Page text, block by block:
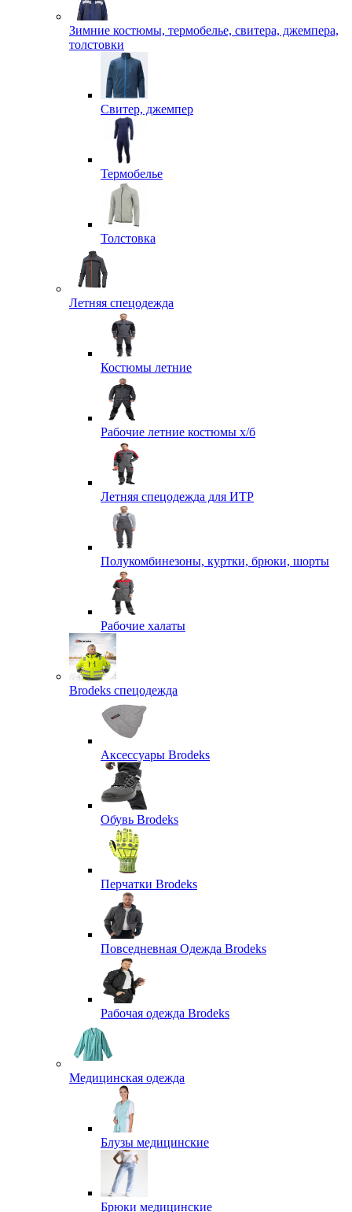
Зимние костюмы, термобелье, свитера, джемпера,
толстовки
Свитер, джемпер
Термобелье
Толстовка
Летняя спецодежда
Костюмы летние
Рабочие летние костюмы х/б
Летняя спецодежда для ИТР
Полукомбинезоны, куртки, брюки, шорты
Рабочие халаты
Brodeks спецодежда
Аксессуары Brodeks
Обувь Brodeks
Перчатки Brodeks
Повседневная Одежда Brodeks
Рабочая одежда Brodeks
Медицинская одежда
Блузы медицинские
Брюки медицинские